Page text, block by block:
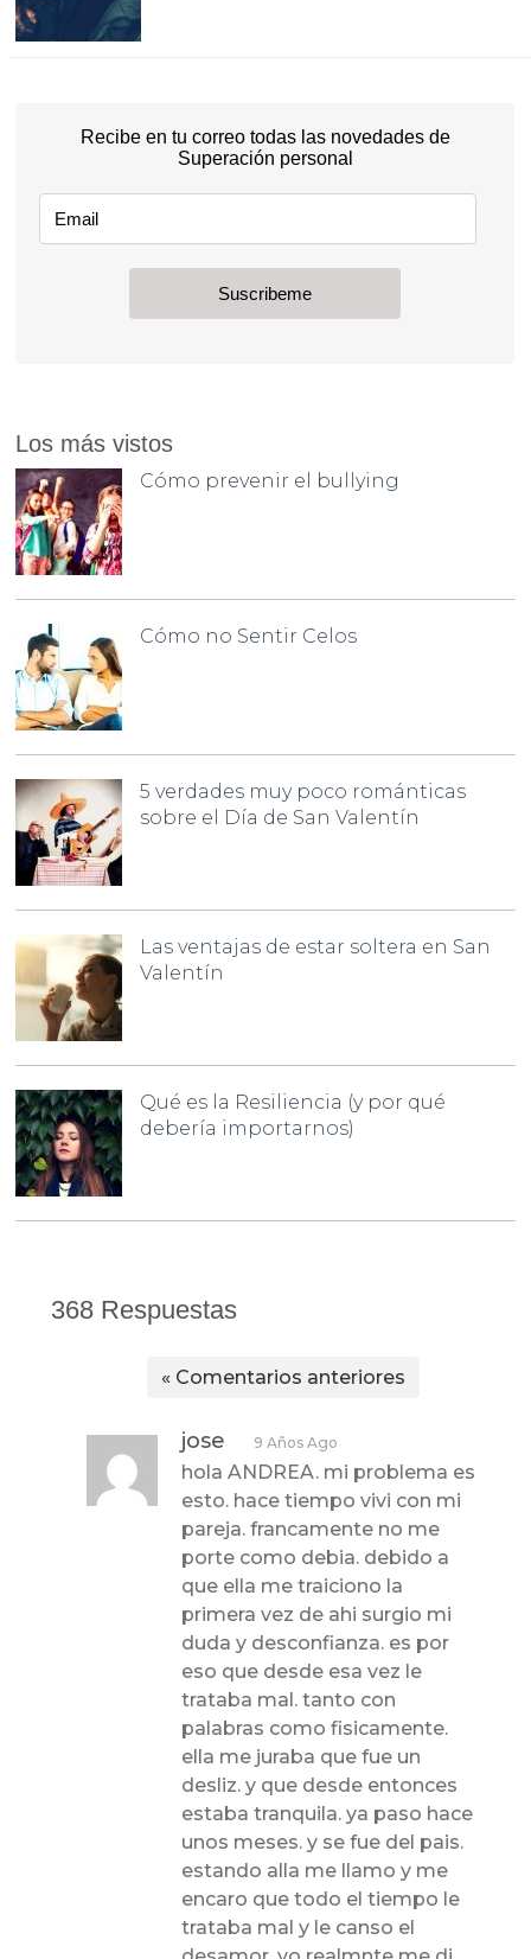
Los más vistos
Cómo prevenir el bullying
Cómo no Sentir Celos
5 verdades muy poco románticas
sobre el Día de San Valentín
Las ventajas de estar soltera en San
Valentín
Qué es la Resiliencia (y por qué
debería importarnos)
368 Respuestas
« Comentarios anteriores
jose 9 Años Ago
hola ANDREA. mi problema es
esto. hace tiempo vivi con mi
pareja. francamente no me
porte como debia. debido a
que ella me traiciono la
primera vez de ahi surgio mi
duda y desconfianza. es por
eso que desde esa vez le
trataba mal. tanto con
palabras como fisicamente.
ella me juraba que fue un
desliz. y que desde entonces
estaba tranquila. ya paso hace
unos meses. y se fue del pais.
estando alla me llamo y me
encaro que todo el tiempo le
trataba mal y le canso el